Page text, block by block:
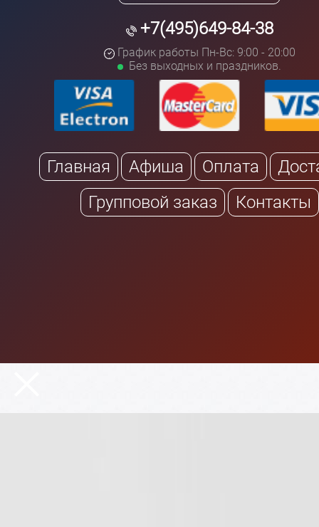
+7(495)649-84-38
График работы Пн-Вс: 9:00 - 20:00
Без выходных и праздников.
Главная Афиша Оплата
Групповой заказ
Контакты